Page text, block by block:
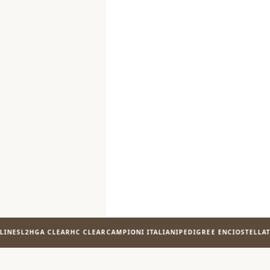
L2HGA CLEARHC CLEARCAMPIONI ITALIANIPEDIGREE ENCIOSTELLATO